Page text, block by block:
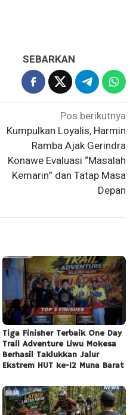
SEBARKAN
Pos berikutnya
Kumpulkan Loyalis, Harmin
Ramba Ajak Gerindra
Konawe Evaluasi “Masalah
Kemarin” dan Tatap Masa
Depan
Tiga Finisher Terbaik One Day
Trail Adventure Liwu Mokesa
Berhasil Taklukkan Jalur
Ekstrem HUT ke-12 Muna Barat